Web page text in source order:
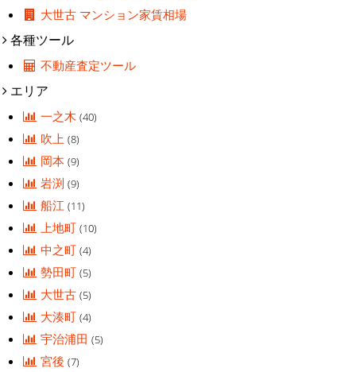
大世古 マンション家賃相場
各種ツール
不動産査定ツール
エリア
一之木(40)
吹上(8)
岡本(9)
岩渕(9)
船江(11)
上地町(10)
中之町(4)
勢田町(5)
大世古(5)
大湊町(4)
宇治浦田(5)
宮後(7)